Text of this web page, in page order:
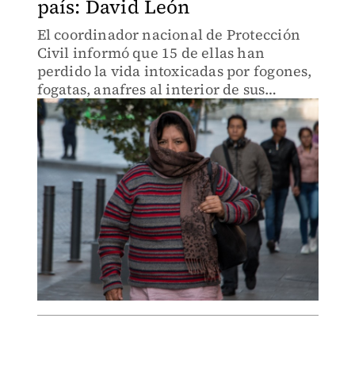
país: David León
El coordinador nacional de Protección
Civil informó que 15 de ellas han
perdido la vida intoxicadas por fogones,
fogatas, anafres al interior de sus
viviendas y únicamente cinco por
hipotermia.